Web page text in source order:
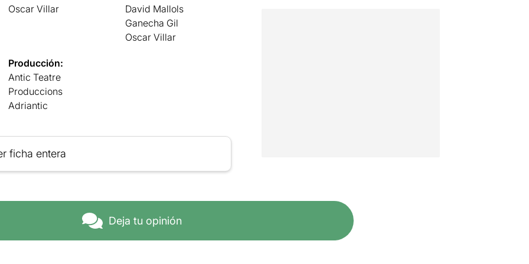
Oscar Villar
David Mallols
Ganecha Gil
Oscar Villar
Producción:
Antic Teatre
Produccions
Adriantic
ficha entera
Deja tu opinión